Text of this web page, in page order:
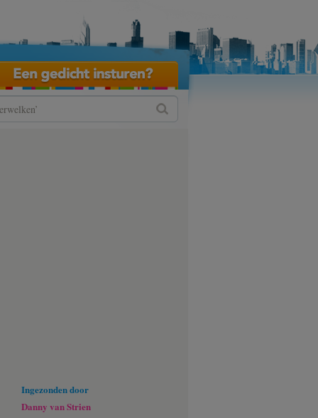
Ingezonden door
Danny van Strien